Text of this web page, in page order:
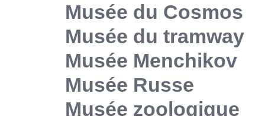
Musée du Cosmos
Musée du tramway
Musée Menchikov
Musée Russe
Musée zoologique